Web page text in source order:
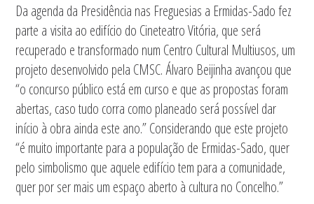
Da agenda da Presidência nas Freguesias a Ermidas-Sado fez
parte a visita ao edifício do Cineteatro Vitória, que será
recuperado e transformado num Centro Cultural Multiusos, um
projeto desenvolvido pela CMSC. Álvaro Beijinha avançou que
“o concurso público está em curso e que as propostas foram
abertas, caso tudo corra como planeado será possível dar
início à obra ainda este ano.” Considerando que este projeto
“é muito importante para a população de Ermidas-Sado, quer
pelo simbolismo que aquele edifício tem para a comunidade,
quer por ser mais um espaço aberto à cultura no Concelho.”